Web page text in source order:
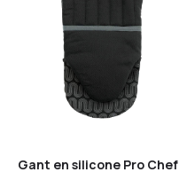
Gant en silicone Pro Chef